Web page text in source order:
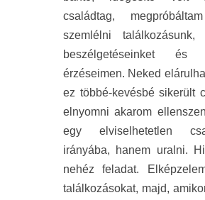
családtag,
szemlélni találkozásunk,
beszélgetéseinket és
érzéseimen. Neked
ez többé-kevésbé sikerült
elnyomni akarom
egy elviselhetetlen
irányába, hanem uralni.
nehéz feladat.
találkozásokat, majd,